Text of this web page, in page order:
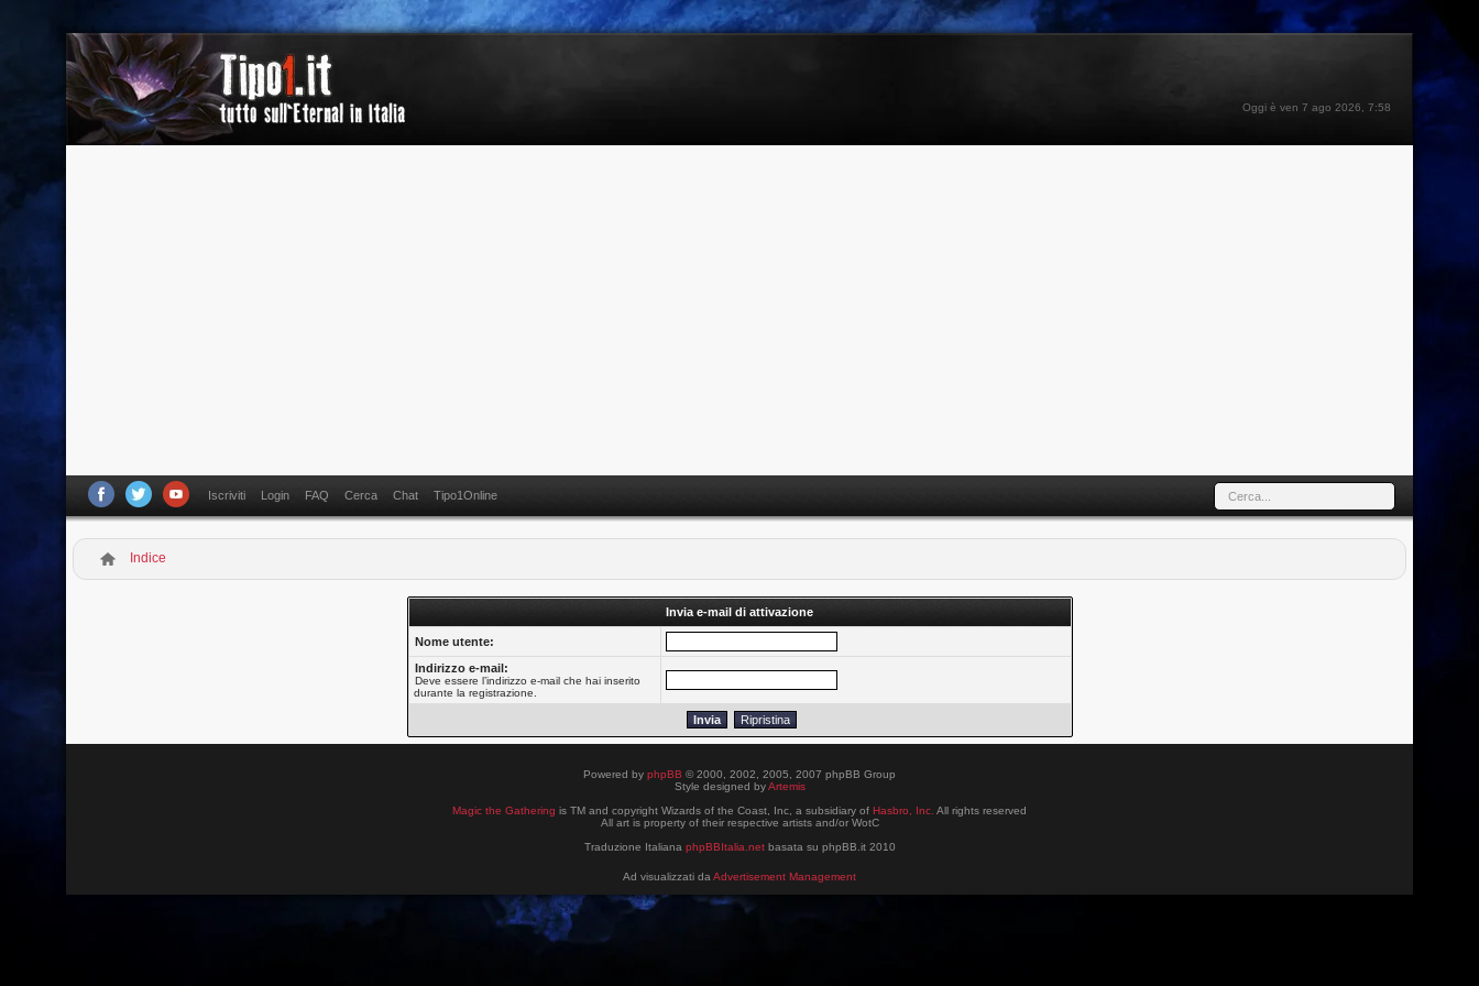
Oggi è ven 7 ago 2026, 7:58
Iscriviti Login FAQ Cerca Chat Tipo1Online
Indice
Invia e-mail di attivazione
Nome utente:
Indirizzo e-mail:
Deve essere l’indirizzo e-mail che hai inserito
durante la registrazione.
Powered by phpBB © 2000, 2002, 2005, 2007 phpBB Group
Style designed byArtemis
Magic the Gathering is TM and copyright Wizards of the Coast, Inc, a subsidiary of Hasbro, Inc. All rights reserved
All art is property of their respective artists and/or WotC
Traduzione Italiana phpBBItalia.netbasata su phpBB.it 2010
Ad visualizzati da Advertisement Management